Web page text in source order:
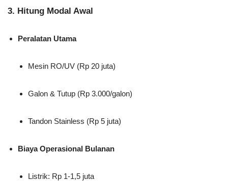
3. Hitung Modal Awal
Peralatan Utama
Mesin RO/UV (Rp 20 juta)
Galon & Tutup (Rp 3.000/galon)
Tandon Stainless (Rp 5 juta)
Biaya Operasional Bulanan
Listrik: Rp 1-1,5 juta